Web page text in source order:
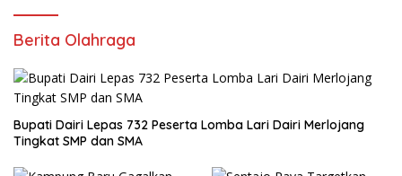
Berita Olahraga
Bupati Dairi Lepas 732 Peserta Lomba Lari Dairi Merlojang
Tingkat SMP dan SMA